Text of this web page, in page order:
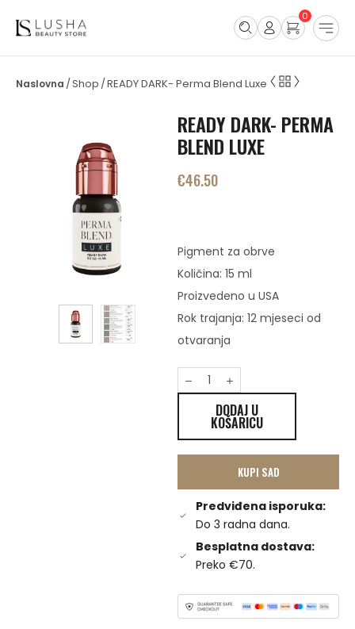
0
/Shop /READY DARK- Perma Blend Luxe
READY DARK- PERMA
BLEND LUXE
€46.50
Pigment za obrve
Količina: 15 ml
Proizvedeno u USA
Rok trajanja: 12 mjeseci od
otvaranja
DODAJ U
KOŠARICU
KUPI SAD
Predviđena isporuka:
Do 3 radna dana.
Besplatna dostava:
Preko €70.